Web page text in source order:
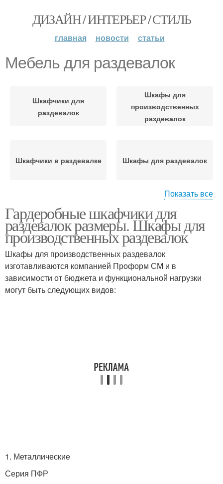
ДИЗАЙН / ИНТЕРЬЕР / СТИЛЬ
главная новости статьи
Мебель для раздевалок
Шкафчики для
раздевалок
Шкафы для
производственных
раздевалок
Шкафчики в раздевалке Шкафы для раздевалок
Шкафчики для
раздевалки
Старая мебель
Шкафчик в раздевалку
Показать все
Гардеробные шкафчики для
раздевалок размеры. Шкафы для
производственных раздевалок
Шкафы для производственных раздевалок
изготавливаются компанией Проформ СМ и в
зависимости от бюджета и функциональной нагрузки
могут быть следующих видов:
1. Металлические
Серия ПФР